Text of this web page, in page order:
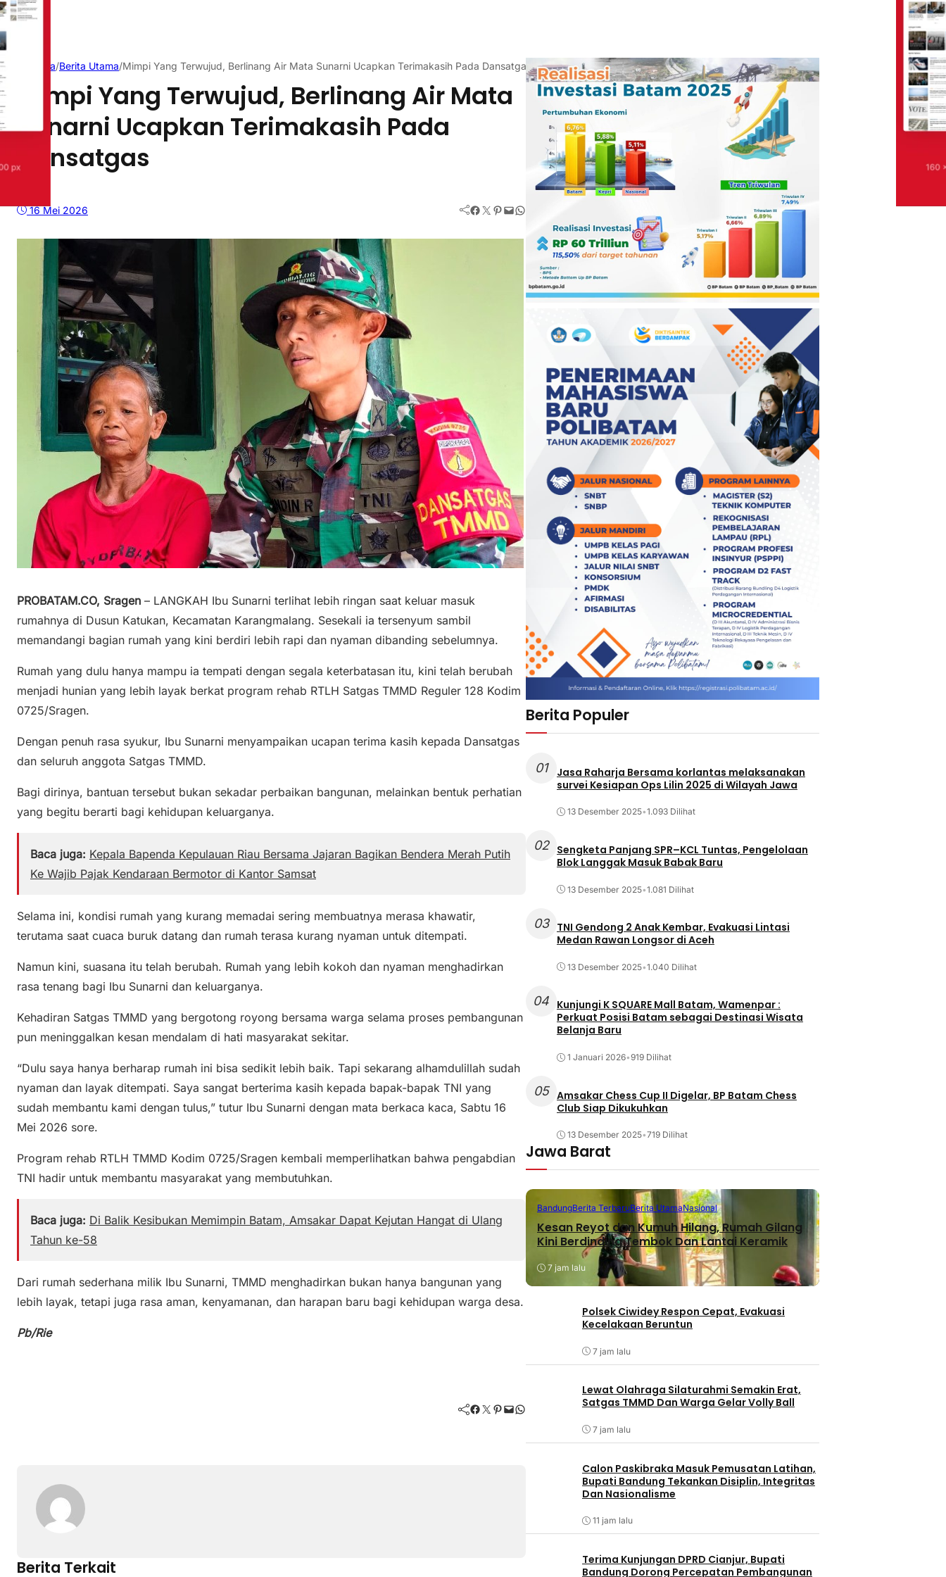
Beranda/Berita Utama/Mimpi Yang Terwujud, Berlinang Air Mata Sunarni Ucapkan Terimakasih Pada Dansatgas
Mimpi Yang Terwujud, Berlinang Air Mata
Sunarni Ucapkan Terimakasih Pada
Dansatgas
16 Mei 2026 Facebook Twitter Pinterest Mail WhatsApp
PROBATAM.CO, Sragen – LANGKAH Ibu Sunarni terlihat lebih ringan saat keluar masuk
rumahnya di Dusun Katukan, Kecamatan Karangmalang. Sesekali ia tersenyum sambil
memandangi bagian rumah yang kini berdiri lebih rapi dan nyaman dibanding sebelumnya.
Rumah yang dulu hanya mampu ia tempati dengan segala keterbatasan itu, kini telah berubah
menjadi hunian yang lebih layak berkat program rehab RTLH Satgas TMMD Reguler 128 Kodim
0725/Sragen.
Dengan penuh rasa syukur, Ibu Sunarni menyampaikan ucapan terima kasih kepada Dansatgas
dan seluruh anggota Satgas TMMD.
Bagi dirinya, bantuan tersebut bukan sekadar perbaikan bangunan, melainkan bentuk perhatian
yang begitu berarti bagi kehidupan keluarganya.
Baca juga: Kepala Bapenda Kepulauan Riau Bersama Jajaran Bagikan Bendera Merah Putih
Ke Wajib Pajak Kendaraan Bermotor di Kantor Samsat
Selama ini, kondisi rumah yang kurang memadai sering membuatnya merasa khawatir,
terutama saat cuaca buruk datang dan rumah terasa kurang nyaman untuk ditempati.
Namun kini, suasana itu telah berubah. Rumah yang lebih kokoh dan nyaman menghadirkan
rasa tenang bagi Ibu Sunarni dan keluarganya.
Kehadiran Satgas TMMD yang bergotong royong bersama warga selama proses pembangunan
pun meninggalkan kesan mendalam di hati masyarakat sekitar.
“Dulu saya hanya berharap rumah ini bisa sedikit lebih baik. Tapi sekarang alhamdulillah sudah
nyaman dan layak ditempati. Saya sangat berterima kasih kepada bapak-bapak TNI yang
sudah membantu kami dengan tulus,” tutur Ibu Sunarni dengan mata berkaca kaca, Sabtu 16
Mei 2026 sore.
Program rehab RTLH TMMD Kodim 0725/Sragen kembali memperlihatkan bahwa pengabdian
TNI hadir untuk membantu masyarakat yang membutuhkan.
Baca juga: Di Balik Kesibukan Memimpin Batam, Amsakar Dapat Kejutan Hangat di Ulang
Tahun ke-58
Dari rumah sederhana milik Ibu Sunarni, TMMD menghadirkan bukan hanya bangunan yang
lebih layak, tetapi juga rasa aman, kenyamanan, dan harapan baru bagi kehidupan warga desa.
Pb/Rie
Facebook Twitter Pinterest Mail WhatsApp
Berita Terkait
Berita Populer
01
Jasa Raharja Bersama korlantas melaksanakan
survei Kesiapan Ops Lilin 2025 di Wilayah Jawa
13 Desember 2025•1.093 Dilihat
02
Sengketa Panjang SPR–KCL Tuntas, Pengelolaan
Blok Langgak Masuk Babak Baru
13 Desember 2025•1.081 Dilihat
03
TNI Gendong 2 Anak Kembar, Evakuasi Lintasi
Medan Rawan Longsor di Aceh
13 Desember 2025•1.040 Dilihat
04 Kunjungi K SQUARE Mall Batam, Wamenpar :
Perkuat Posisi Batam sebagai Destinasi Wisata
Belanja Baru
1 Januari 2026•919 Dilihat
05 Amsakar Chess Cup II Digelar, BP Batam Chess
Club Siap Dikukuhkan
13 Desember 2025•719 Dilihat
Jawa Barat
BandungBerita TerbaruBerita UtamaNasional
Kesan Reyot dan Kumuh Hilang, Rumah Gilang
Kini Berdinding Tembok Dan Lantai Keramik
7 jam lalu
Polsek Ciwidey Respon Cepat, Evakuasi
Kecelakaan Beruntun
7 jam lalu
Lewat Olahraga Silaturahmi Semakin Erat,
Satgas TMMD Dan Warga Gelar Volly Ball
7 jam lalu
Calon Paskibraka Masuk Pemusatan Latihan,
Bupati Bandung Tekankan Disiplin, Integritas
Dan Nasionalisme
11 jam lalu
Terima Kunjungan DPRD Cianjur, Bupati
Bandung Dorong Percepatan Pembangunan